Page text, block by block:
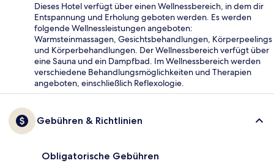
Dieses Hotel verfügt über einen Wellnessbereich, in dem dir
Entspannung und Erholung geboten werden. Es werden
folgende Wellnessleistungen angeboten:
Warmsteinmassagen, Gesichtsbehandlungen, Körperpeelings
und Körperbehandlungen. Der Wellnessbereich verfügt über
eine Sauna und ein Dampfbad. Im Wellnessbereich werden
verschiedene Behandlungsmöglichkeiten und Therapien
angeboten, einschließlich Reflexologie.
Gebühren & Richtlinien
Obligatorische Gebühren